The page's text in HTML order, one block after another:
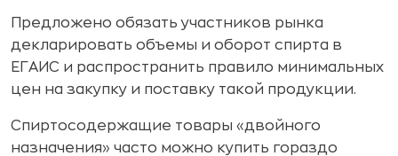
Предложено обязать участников рынка
декларировать объемы и оборот спирта в
ЕГАИС и распространить правило минимальных
цен на закупку и поставку такой продукции.
Спиртосодержащие товары «двойного
назначения» часто можно купить гораздо